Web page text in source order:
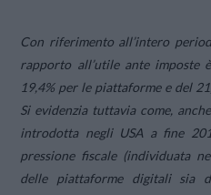
Con riferimento all’intero
rapporto all’utile ante imposte
19,4% per le piattaforme e del
Si evidenzia tuttavia come,
introdotta negli USA a fine
pressione fiscale (individuata
delle piattaforme digitali sia